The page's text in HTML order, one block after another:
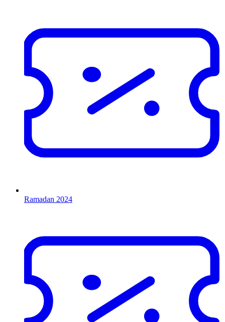
Ramadan 2024